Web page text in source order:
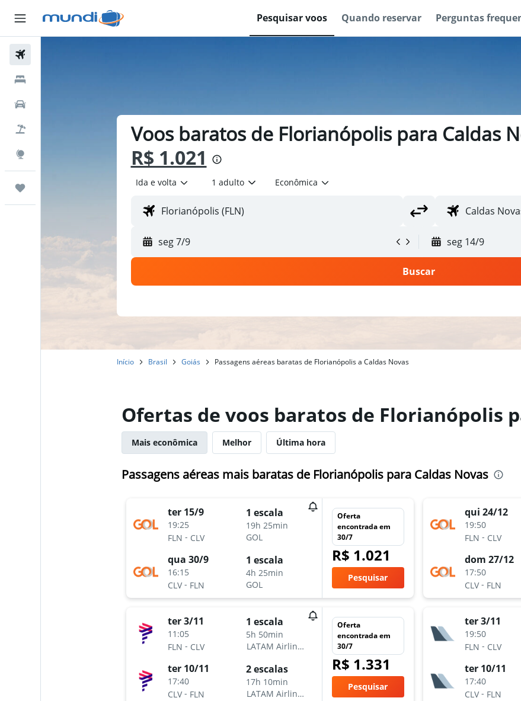
Pesquisar voos Quando reservar Perguntas
Voos baratos de Florianópolis para Caldas
R$ 1.021
Ida e volta 1 adulto Econômica
seg 7/9 seg 14/9
Buscar
Início Brasil Goiás Passagens aéreas baratas de Florianópolis a Caldas Novas
Ofertas de voos baratos de Florianópolis
Mais econômica Melhor Última hora
Passagens aéreas mais baratas de Florianópolis para Caldas Novas
ter 15/9
19:25
FLN - CLV
1 escala
19h 25min
GOL
qua 30/9
16:15
CLV- FLN
1 escala
4h 25min
GOL
Oferta
encontrada em
30/7
R$ 1.021
Pesquisar
ter 3/11
11:05
FLN - CLV
1 escala
5h 50min
LATAM Airlines
ter 10/11
17:40
CLV- FLN
2 escalas
17h 10min
LATAM Airlines
Oferta
encontrada em
30/7
R$ 1.331
Pesquisar
qui 24/12
19:50
FLN - CLV
dom 27/12
17:50
CLV- FLN
ter 3/11
19:50
FLN - CLV
ter 10/11
17:40
CLV- FLN